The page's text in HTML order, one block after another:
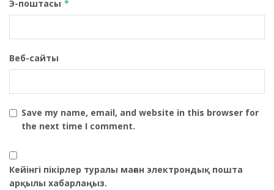
Э-поштасы *
Веб-сайты
Save my name, email, and website in this browser for
the next time I comment.
Кейінгі пікірлер туралы маған электрондық пошта
арқылы хабарлаңыз.